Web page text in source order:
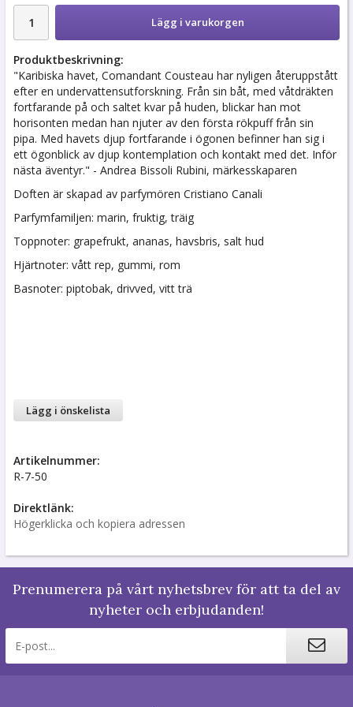
Lägg i varukorgen
Produktbeskrivning:
"Karibiska havet, Comandant Cousteau har nyligen återuppstått
efter en undervattensutforskning. Från sin båt, med våtdräkten
fortfarande på och saltet kvar på huden, blickar han mot
horisonten medan han njuter av den första rökpuff från sin
pipa. Med havets djup fortfarande i ögonen befinner han sig i
ett ögonblick av djup kontemplation och kontakt med det. Inför
nästa äventyr." - Andrea Bissoli Rubini, märkesskaparen
Doften är skapad av parfymören Cristiano Canali
Parfymfamiljen: marin, fruktig, träig
Toppnoter: grapefrukt, ananas, havsbris, salt hud
Hjärtnoter: vått rep, gummi, rom
Basnoter: piptobak, drivved, vitt trä
Lägg i önskelista
Artikelnummer:
R-7-50
Direktlänk:
Högerklicka och kopiera adressen
Prenumerera på vårt nyhetsbrev för att ta del av
nyheter och erbjudanden!